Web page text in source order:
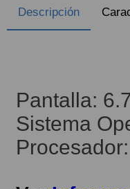
Descripción
Pantalla:
Sistema